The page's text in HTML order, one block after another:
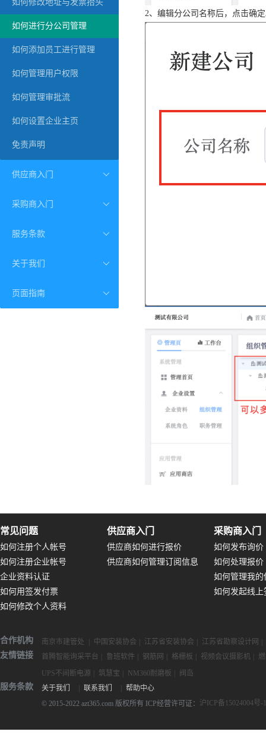
如何修改地址与发票抬头
如何进行分公司管理
如何添加员工进行管理
如何管理用户权限
如何管理审批流
如何设置企业主页
免责声明
供应商入门
采购商入门
服务条款
关于我们
页面指南
2、编辑分公司名称后，点击确
常见问题
如何注册个人帐号
如何注册企业帐号
企业资料认证
如何用签发付票
如何修改个人资料
供应商入门
供应商如何进行报价
供应商如何管理订阅信息
采购商入门
如何发布询价
如何处理报价
如何管理我的
如何发起线上
合作机构 南京市建管处 中国安装协会 江苏省安装协会 江苏省勘察设计网
友情链接 首腾智能询采平台 鲁班软件 钢筋网 格栅板 视频会议摄影机
UPS不间断电源
筑慧宝 NM360耐磨板 阀岛
服务条款 关于我们 联系我们
帮助中心
© 2015-2022 azt365.com 版权所有 ICP经营许可证： 沪ICP备15024004号-1